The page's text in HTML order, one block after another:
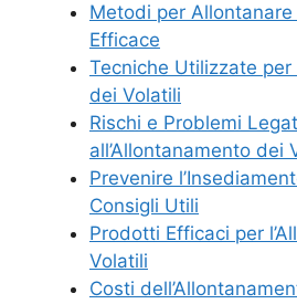
Metodi per
Efficace
Tecniche Utilizzate per
dei Volatili
Rischi e Problemi
all’Allontanamento dei
Prevenire
Consigli Utili
Prodotti Efficaci per
Volatili
Costi